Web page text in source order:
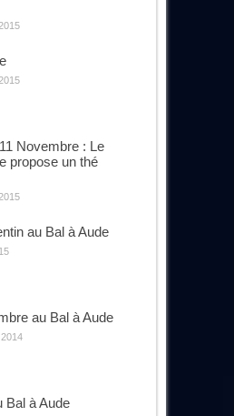
Novembre : Le
propose un thé
au Bal à Aude
au Bal à Aude
Bal à Aude